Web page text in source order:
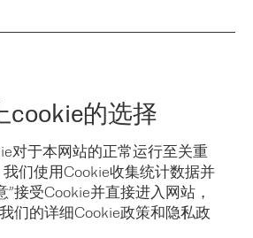
cookie的选择
对于本网站的正常运行至关重
们使用Cookie收集统计数据并
接受Cookie并直接进入网站，
们的详细Cookie政策和隐私政